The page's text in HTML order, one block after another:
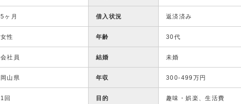
5ヶ月 借入状況 返済済み
女性 年齢 30代
会社員 結婚 未婚
岡山県 年収 300-499万円
1回 目的 趣味・娯楽、生活費